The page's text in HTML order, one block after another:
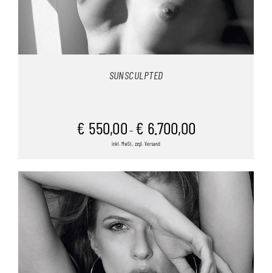
SUNSCULPTED
€ 550,00 – € 6.700,00
inkl. MwSt., zzgl. Versand